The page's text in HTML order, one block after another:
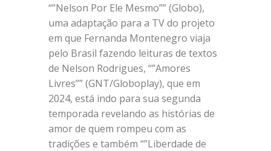
“”Nelson Por Ele Mesmo”” (Globo),
uma adaptação para a TV do projeto
em que Fernanda Montenegro viaja
pelo Brasil fazendo leituras de textos
de Nelson Rodrigues, “”Amores
Livres”” (GNT/Globoplay), que em
2024, está indo para sua segunda
temporada revelando as histórias de
amor de quem rompeu com as
tradições e também “”Liberdade de